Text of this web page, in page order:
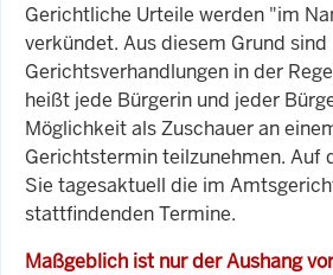
Gerichtliche Urteile werden "im
verkündet. Aus diesem Grund sind
Gerichtsverhandlungen in der
heißt jede Bürgerin und jeder
Möglichkeit als Zuschauer an
Gerichtstermin teilzunehmen. Auf
Sie tagesaktuell die im
stattfindenden Termine.
Maßgeblich ist nur der Aushang